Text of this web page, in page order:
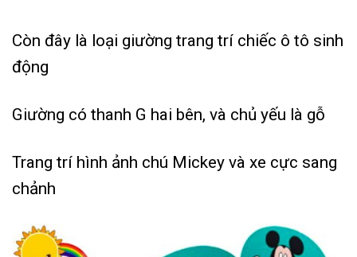
Còn đây là loại giường trang trí chiếc ô tô sinh
động
Giường có thanh G hai bên, và chủ yếu là gỗ
Trang trí hình ảnh chú Mickey và xe cực sang
chảnh